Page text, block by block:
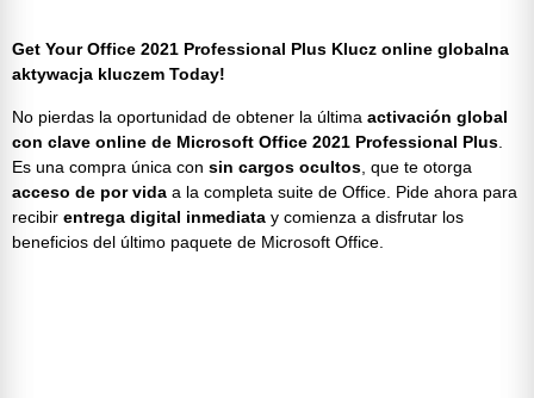
Get Your Office 2021 Professional Plus Klucz online globalna
aktywacja kluczem Today!
No pierdas la oportunidad de obtener la última activación global
con clave online de Microsoft Office 2021 Professional Plus
Es una compra única con sin cargos ocultos , que te otorga
acceso de por vida a la completa suite de Office . Pide ahora para
recibir entrega digital inmediata y comienza a disfrutar los
beneficios del último paquete de Microsoft Office